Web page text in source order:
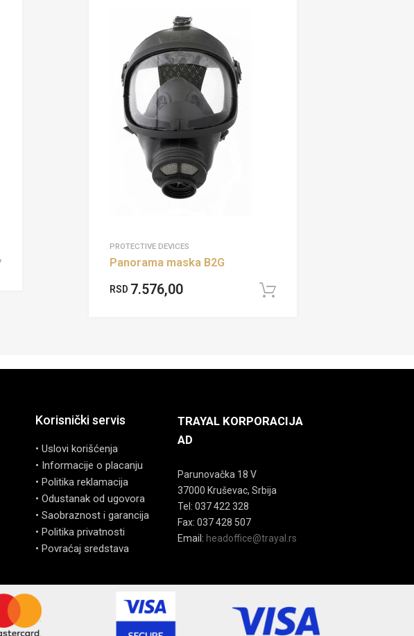
PROTECTIVE DEVICES
Panorama maska B2G
RSD 7.576,00
Korisnički servis
• Uslovi korišćenja
• Informacije o placanju
• Politika reklamacija
• Odustanak od ugovora
• Saobraznost i garancija
• Politika privatnosti
• Povraćaj sredstava
TRAYAL KORPORACIJA
AD
Parunovačka 18 V
37000 Kruševac, Srbija
Tel: 037 422 328
Fax: 037 428 507
Email: headoffice@trayal.rs